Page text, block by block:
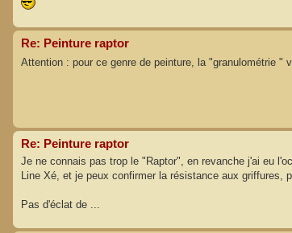
Re: Peinture raptor
Attention : pour ce genre de peinture, la "granulométrie
Re: Peinture raptor
Je ne connais pas trop le "Raptor", en revanche j'ai eu
Line Xé, et je peux confirmer la résistance aux griffures,
Pas d'éclat de ...